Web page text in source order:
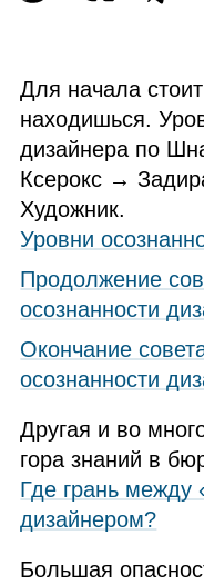
Для начала
находишься.
дизайнера по
Ксерокс →
Художник.
Уровни
Продолжение
осознанности
Окончание
осознанности
Другая и во
гора знаний в
Где грань между
дизайнером?
Большая